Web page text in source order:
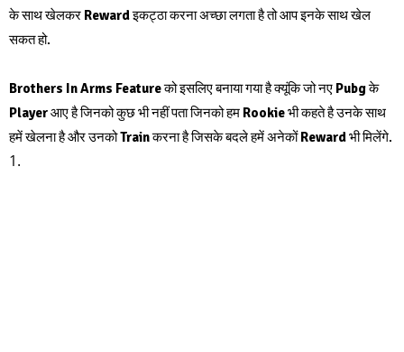
के साथ खेलकर Rewardइकट्ठा करना अच्छा लगता है तो आप इनके साथ खेल
सकत हो.
Brothers In Arms Featureको इसलिए बनाया गया है क्यूंकि जो नए Pubgके
Playerआए है जिनको कुछ भी नहीं पता जिनको हम Rookieभी कहते है उनके साथ
हमें खेलना है और उनकोTrainकरना है जिसके बदले हमें अनेकोंRewardभी मिलेंगे.